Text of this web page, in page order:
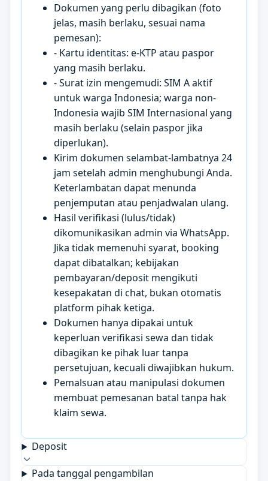
Dokumen yang perlu dibagikan (foto
jelas, masih berlaku, sesuai nama
pemesan):
- Kartu identitas: e-KTP atau paspor
yang masih berlaku.
- Surat izin mengemudi: SIM A aktif
untuk warga Indonesia; warga non-
Indonesia wajib SIM Internasional yang
masih berlaku (selain paspor jika
diperlukan).
Kirim dokumen selambat-lambatnya 24
jam setelah admin menghubungi Anda.
Keterlambatan dapat menunda
penjemputan atau penjadwalan ulang.
Hasil verifikasi (lulus/tidak)
dikomunikasikan admin via WhatsApp.
Jika tidak memenuhi syarat, booking
dapat dibatalkan; kebijakan
pembayaran/deposit mengikuti
kesepakatan di chat, bukan otomatis
platform pihak ketiga.
Dokumen hanya dipakai untuk
keperluan verifikasi sewa dan tidak
dibagikan ke pihak luar tanpa
persetujuan, kecuali diwajibkan hukum.
Pemalsuan atau manipulasi dokumen
membuat pemesanan batal tanpa hak
klaim sewa.
Deposit
Pada tanggal pengambilan